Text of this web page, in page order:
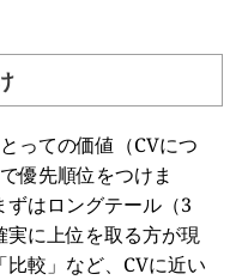
っての価値（CVにつ
優先順位をつけま
はロングテール（3
に上位を取る方が現
較」など、CVに近い